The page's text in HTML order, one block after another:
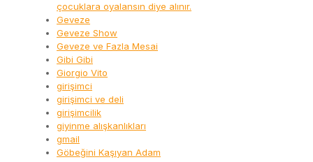
çocuklara oyalansın diye alınır.
Geveze
Geveze Show
Geveze ve Fazla Mesai
Gibi Gibi
Giorgio Vito
girişimci
girişimci ve deli
girişimcilik
giyinme alışkanlıkları
gmail
Göbeğini Kaşıyan Adam